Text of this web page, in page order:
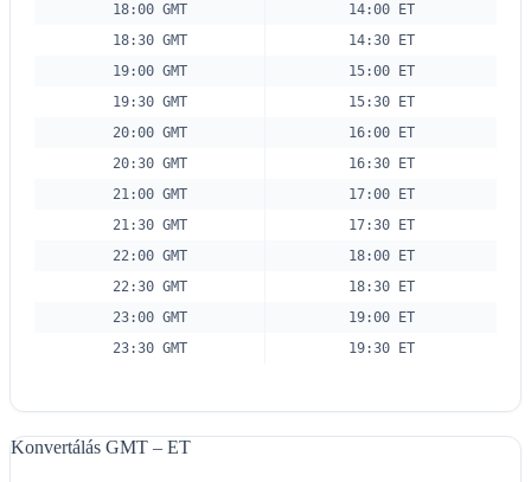
18:00 GMT
14:00 ET
18:30 GMT
14:30 ET
19:00 GMT
15:00 ET
19:30 GMT
15:30 ET
20:00 GMT
16:00 ET
20:30 GMT
16:30 ET
21:00 GMT
17:00 ET
21:30 GMT
17:30 ET
22:00 GMT
18:00 ET
22:30 GMT
18:30 ET
23:00 GMT
19:00 ET
23:30 GMT
19:30 ET
Konvertálás GMT – ET